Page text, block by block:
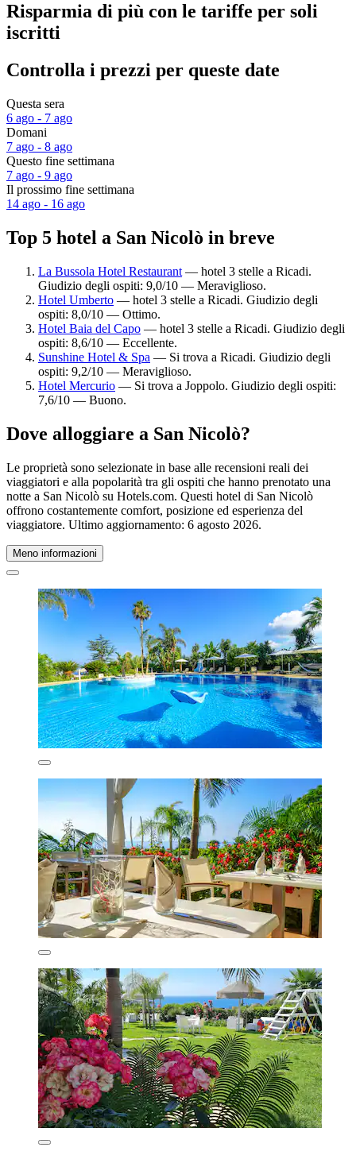
Risparmia di più con le tariffe per soli
iscritti
Controlla i prezzi per queste date
Questa sera
6 ago - 7 ago
Domani
7 ago - 8 ago
Questo fine settimana
7 ago - 9 ago
Il prossimo fine settimana
14 ago - 16 ago
Top 5 hotel a San Nicolò in breve
La Bussola Hotel Restaurant — hotel 3 stelle a Ricadi.
Giudizio degli ospiti: 9,0/10 — Meraviglioso.
Hotel Umberto — hotel 3 stelle a Ricadi. Giudizio degli
ospiti: 8,0/10 — Ottimo.
Hotel Baia del Capo — hotel 3 stelle a Ricadi. Giudizio degli
ospiti: 8,6/10 — Eccellente.
Sunshine Hotel & Spa — Si trova a Ricadi. Giudizio degli
ospiti: 9,2/10 — Meraviglioso.
Hotel Mercurio — Si trova a Joppolo. Giudizio degli ospiti:
7,6/10 — Buono.
Dove alloggiare a San Nicolò?
Le proprietà sono selezionate in base alle recensioni reali dei
viaggiatori e alla popolarità tra gli ospiti che hanno prenotato una
notte a San Nicolò su Hotels.com. Questi hotel di San Nicolò
offrono costantemente comfort, posizione ed esperienza del
viaggiatore. Ultimo aggiornamento: 6 agosto 2026.
Meno informazioni